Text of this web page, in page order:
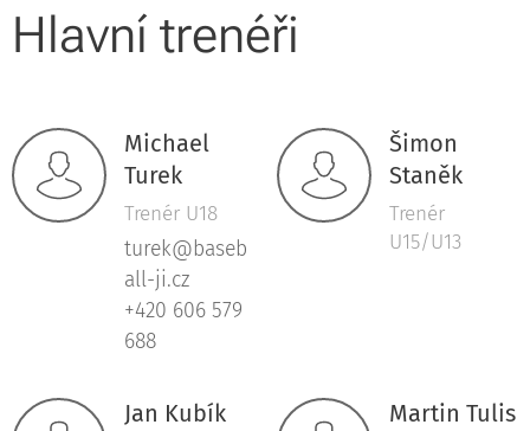
Hlavní trenéři
Michael
Turek
Trenér U18
turek@baseb
all-ji.cz
+420 606 579
688
Šimon
Staněk
Trenér
U15/U13
Jan Kubík Martin Tulis